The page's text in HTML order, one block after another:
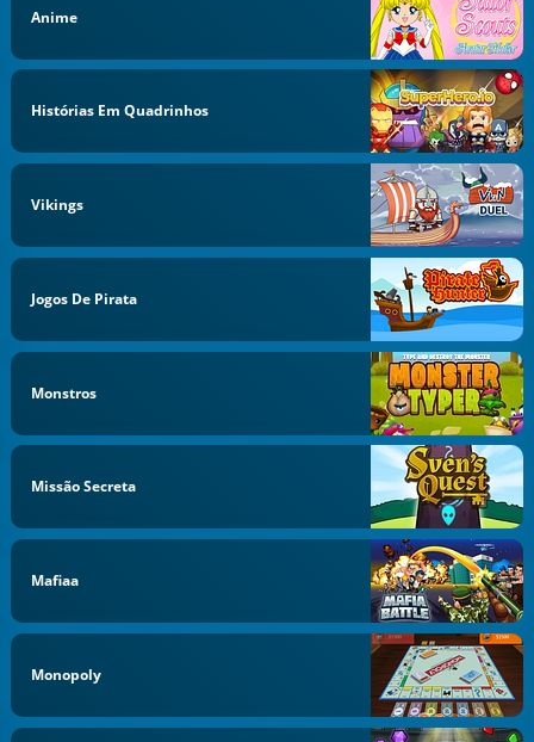
Anime
Histórias Em Quadrinhos
Vikings
Jogos De Pirata
Monstros
Missão Secreta
Mafiaa
Monopoly